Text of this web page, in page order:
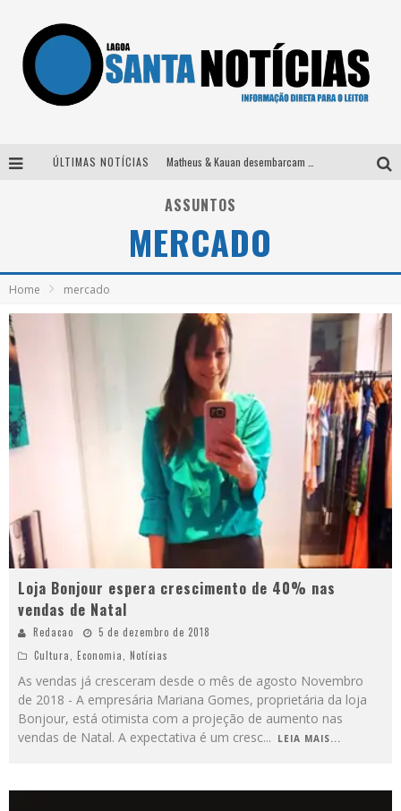
ÚLTIMAS NOTÍCIAS
Após sair da KondZilla, DJ Danny Albuquerque inicia nova fase
ASSUNTOS
MERCADO
Home mercado
Loja Bonjour espera crescimento de 40% nas
vendas de Natal
Redacao
5 de dezembro de 2018
Cultura, Economia, Notícias
As vendas já cresceram desde o mês de agosto Novembro
de 2018 - A empresária Mariana Gomes, proprietária da loja
Bonjour, está otimista com a projeção de aumento nas
vendas de Natal. A expectativa é um cresc... LEIA MAIS...